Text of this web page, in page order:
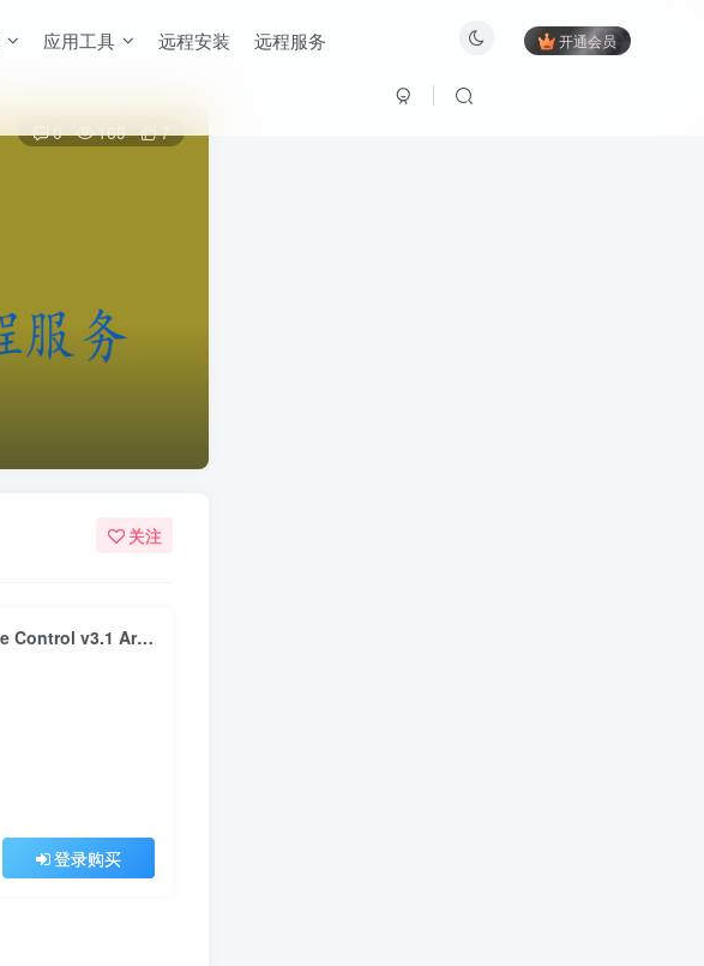
应用工具 远程安装 远程服务 开通会员
0 169 7
关注
蓝猫虚拟控制面板插件 Blue Cats Audio Remote Control v3.1 Articstorm Win
登录购买